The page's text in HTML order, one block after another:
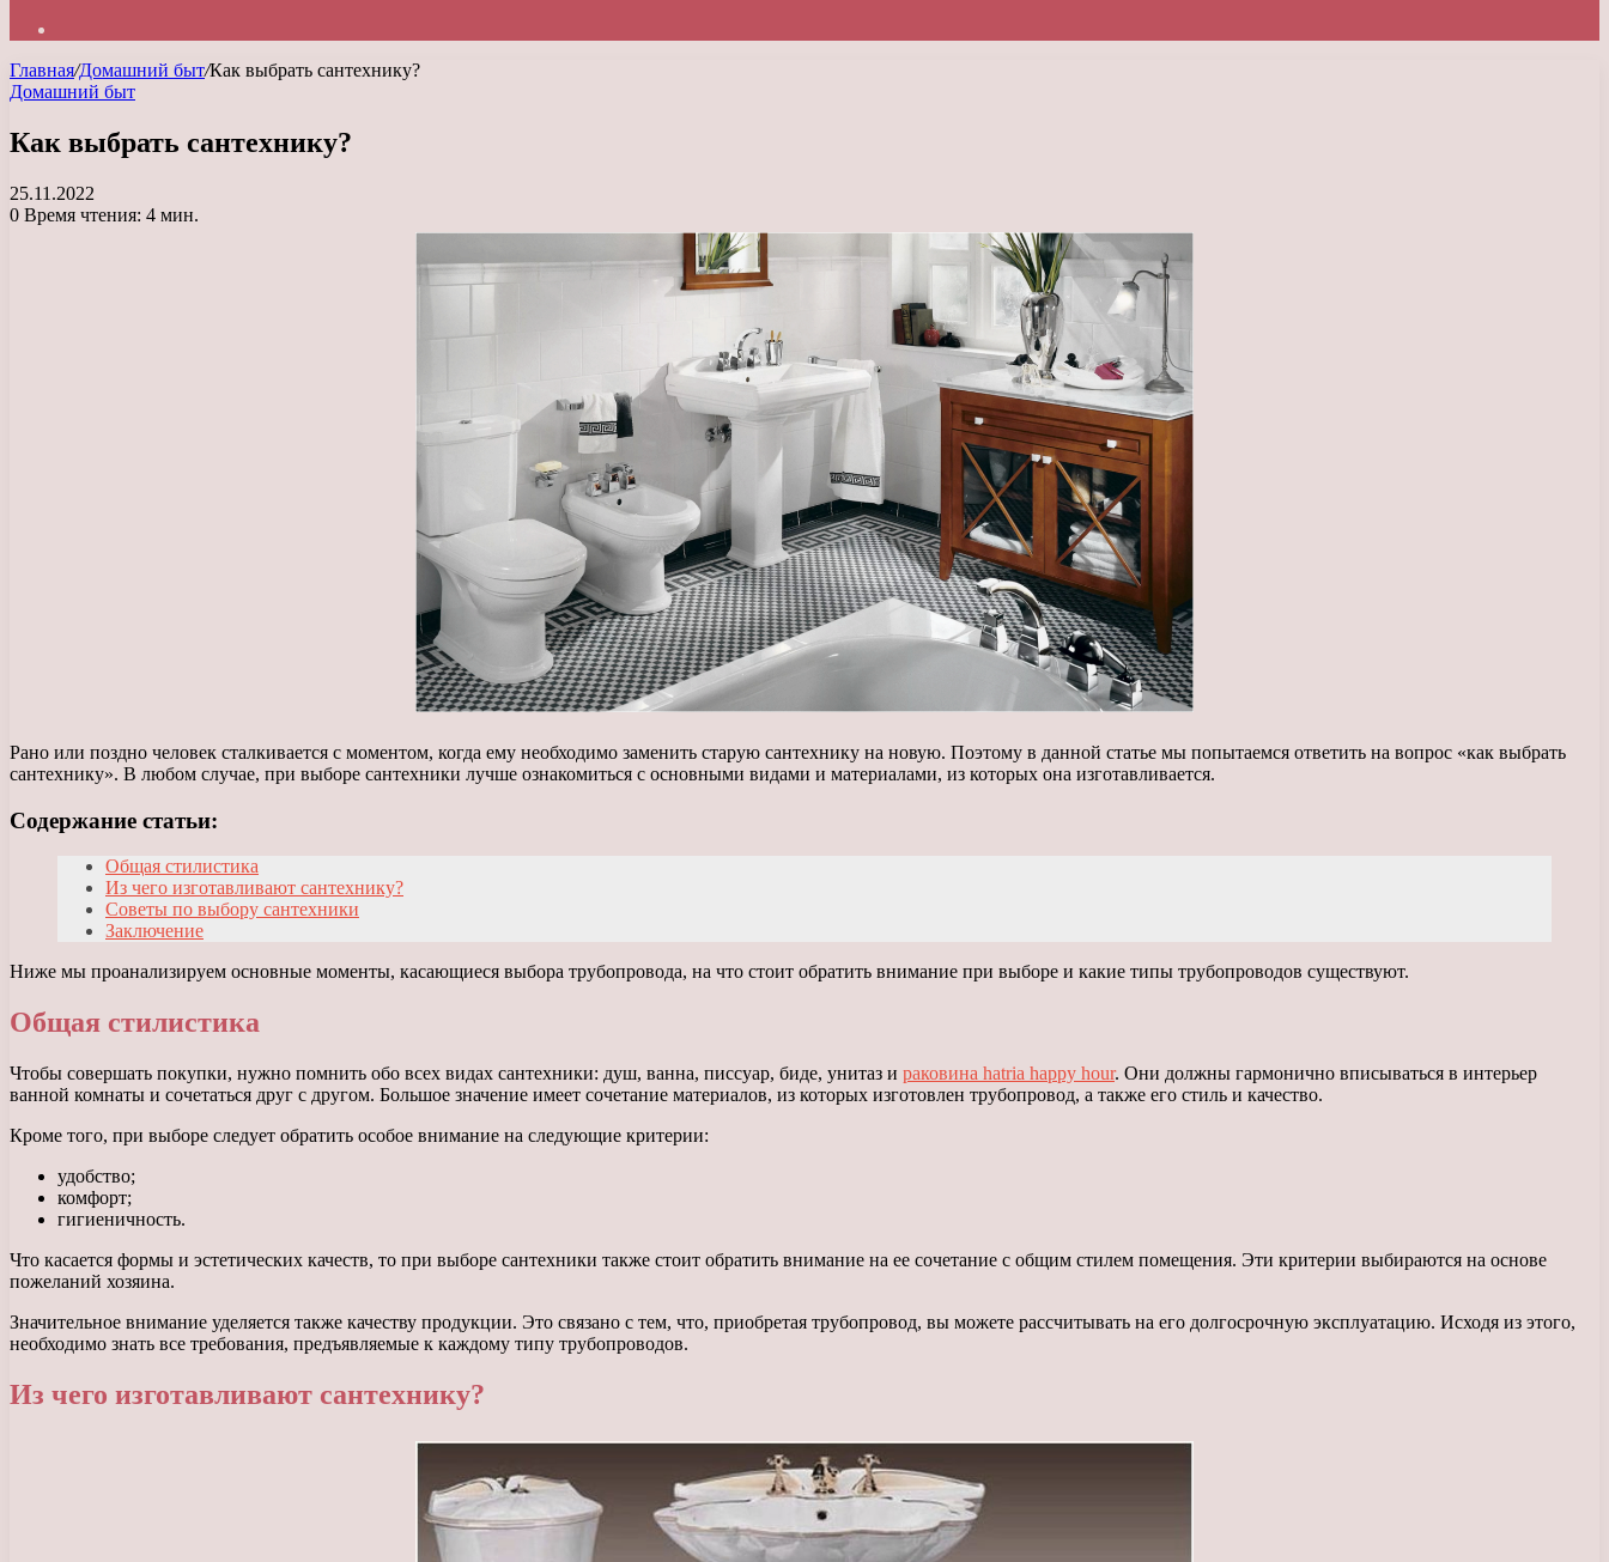
Главная/Домашний быт/Как выбрать сантехнику?
Домашний быт
Как выбрать сантехнику?
25.11.2022
0 Время чтения: 4 мин.
Рано или поздно человек сталкивается с моментом, когда ему необходимо заменить старую сантехнику на новую. Поэтому в данной статье мы попытаемся ответить на вопрос «как выбрать
сантехнику». В любом случае, при выборе сантехники лучше ознакомиться с основными видами и материалами, из которых она изготавливается.
Содержание статьи:
Общая стилистика
Из чего изготавливают сантехнику?
Советы по выбору сантехники
Заключение
Ниже мы проанализируем основные моменты, касающиеся выбора трубопровода, на что стоит обратить внимание при выборе и какие типы трубопроводов существуют.
Общая стилистика
Чтобы совершать покупки, нужно помнить обо всех видах сантехники: душ, ванна, писсуар, биде, унитаз и раковина hatria happy hour. Они должны гармонично вписываться в интерьер
ванной комнаты и сочетаться друг с другом. Большое значение имеет сочетание материалов, из которых изготовлен трубопровод, а также его стиль и качество.
Кроме того, при выборе следует обратить особое внимание на следующие критерии:
удобство;
комфорт;
гигиеничность.
Что касается формы и эстетических качеств, то при выборе сантехники также стоит обратить внимание на ее сочетание с общим стилем помещения. Эти критерии выбираются на основе
пожеланий хозяина.
Значительное внимание уделяется также качеству продукции. Это связано с тем, что, приобретая трубопровод, вы можете рассчитывать на его долгосрочную эксплуатацию. Исходя из этого,
необходимо знать все требования, предъявляемые к каждому типу трубопроводов.
Из чего изготавливают сантехнику?